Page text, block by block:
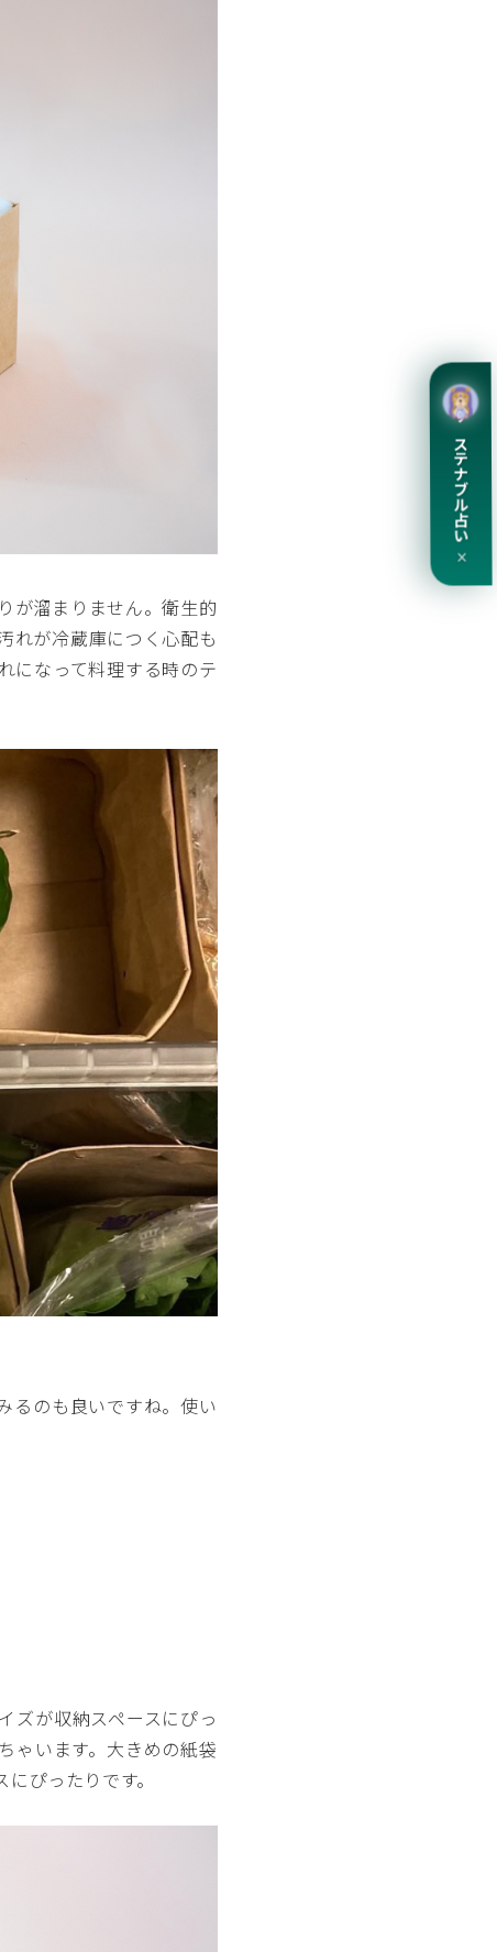
が溜まりません。衛生的
れが冷蔵庫につく心配も
になって料理する時のテ
るのも良いですね。使い
ズが収納スペースにぴっ
ゃいます。大きめの紙袋
ぴったりです。
サステナブル占い
×